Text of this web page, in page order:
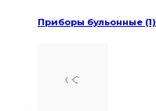
Приборы бульонные (1)